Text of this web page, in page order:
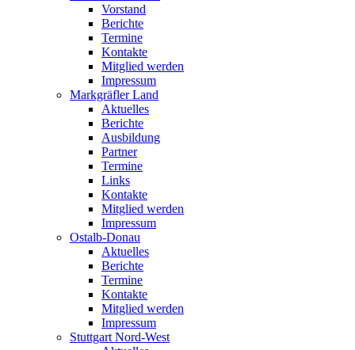
Vorstand
Berichte
Termine
Kontakte
Mitglied werden
Impressum
Markgräfler Land
Aktuelles
Berichte
Ausbildung
Partner
Termine
Links
Kontakte
Mitglied werden
Impressum
Ostalb-Donau
Aktuelles
Berichte
Termine
Kontakte
Mitglied werden
Impressum
Stuttgart Nord-West